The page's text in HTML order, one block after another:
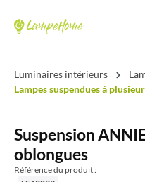
Luminaires intérieurs
Lampes suspendues à
Suspension
oblongues
Référence du produit :